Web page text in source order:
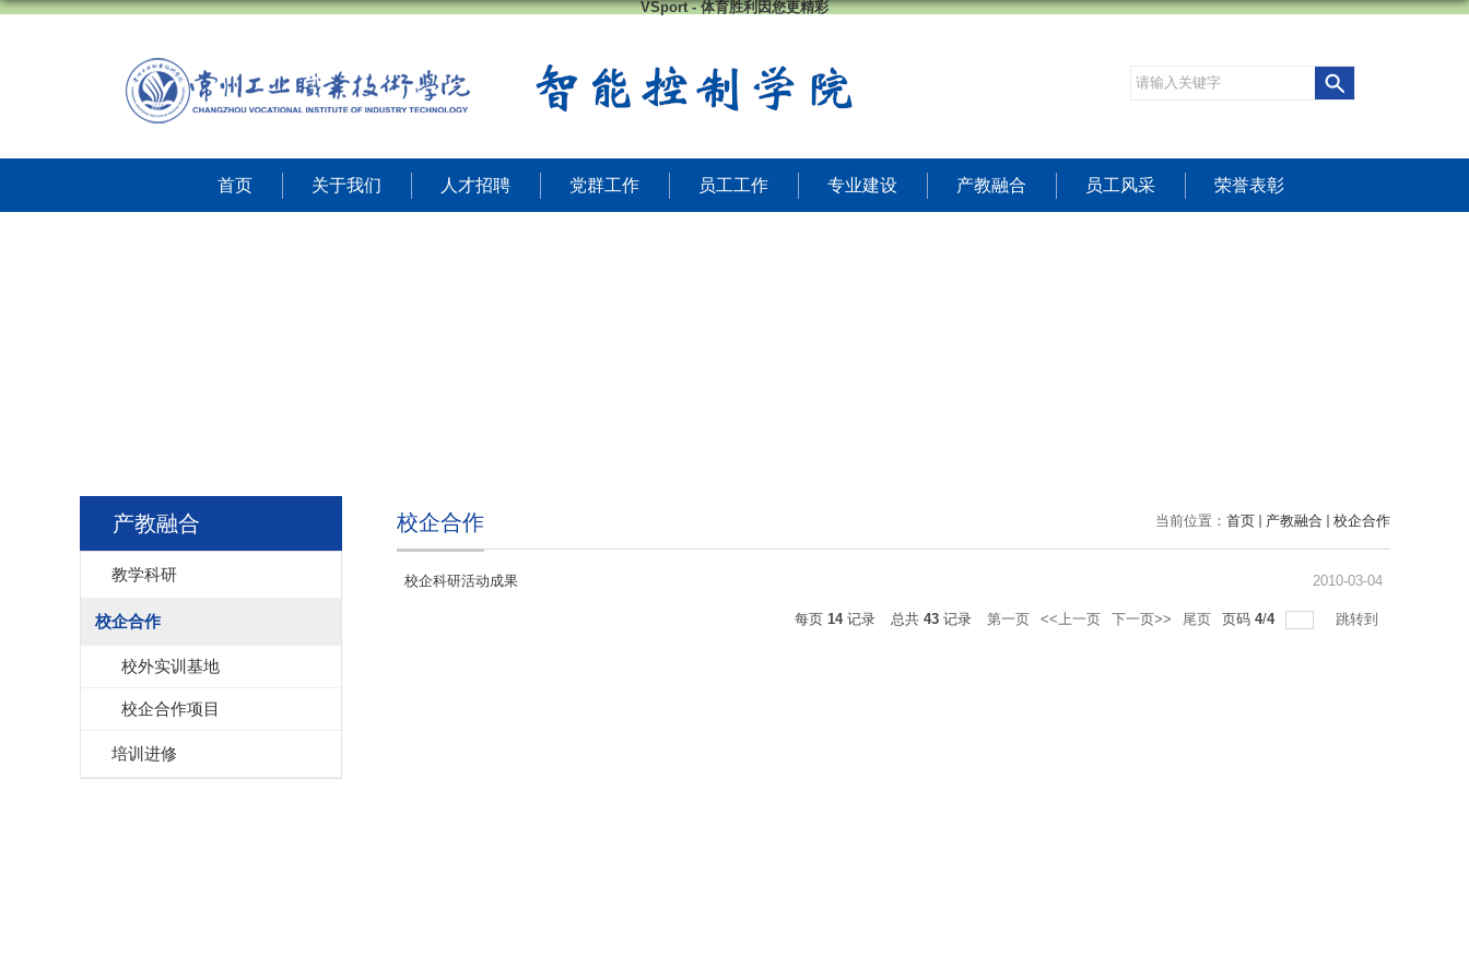
VSport - 体育胜利因您更精彩
首页 关于我们 人才招聘 党群工作 员工工作 专业建设 产教融合 员工风采 荣誉表彰
产教融合
教学科研
校企合作
校外实训基地
校企合作项目
培训进修
当前位置： 首页 产教融合 校企合作
校企合作
校企科研活动成果 2010-03-04
每页 14记录 总共 43记录 第一页 <<上一页 下一页>> 尾页 页码 4/4 跳转到